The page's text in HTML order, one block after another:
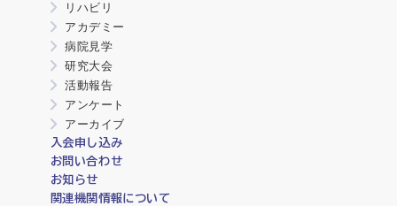
リハビリ
アカデミー
病院見学
研究大会
活動報告
アンケート
アーカイブ
入会申し込み
お問い合わせ
お知らせ
関連機関情報について